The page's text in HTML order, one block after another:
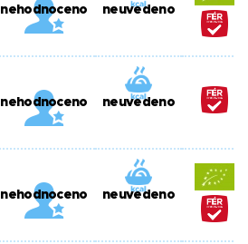
nehodnoceno neuvedeno
nehodnoceno neuvedeno
nehodnoceno neuvedeno